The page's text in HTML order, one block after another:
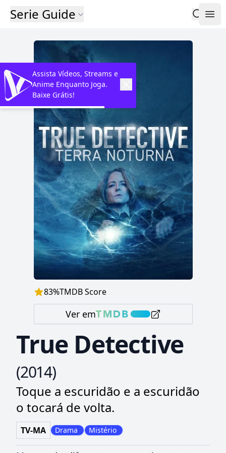
Serie Guide
83%TMDB Score
Ver em
True Detective
(2014)
Toque a escuridão e a escuridão
o tocará de volta.
TV-MA Drama Mistério
Assista Vídeos, Streams e
Anime Enquanto Joga.
Baixe Grátis!